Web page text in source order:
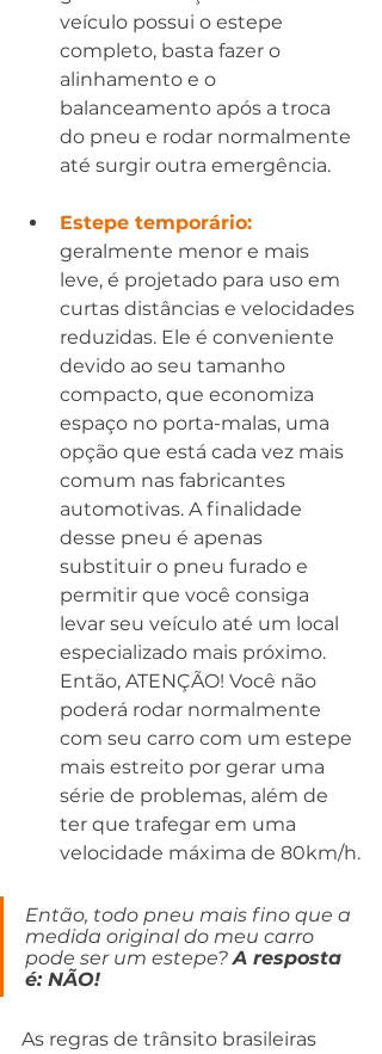
veículo possui o estepe
completo, basta fazer o
alinhamento e o
balanceamento após a troca
do pneu e rodar normalmente
até surgir outra emergência.
Estepe temporário:
geralmente menor e mais
leve, é projetado para uso em
curtas distâncias e velocidades
reduzidas. Ele é conveniente
devido ao seu tamanho
compacto, que economiza
espaço no porta-malas, uma
opção que está cada vez mais
comum nas fabricantes
automotivas. A finalidade
desse pneu é apenas
substituir o pneu furado e
permitir que você consiga
levar seu veículo até um local
especializado mais próximo.
Então, ATENÇÃO! Você não
poderá rodar normalmente
com seu carro com um estepe
mais estreito por gerar uma
série de problemas, além de
ter que trafegar em uma
velocidade máxima de 80km/h.
Então, todo pneu mais fino que a
medida original do meu carro
pode ser um estepe? A resposta
é: NÃO!
As regras de trânsito brasileiras